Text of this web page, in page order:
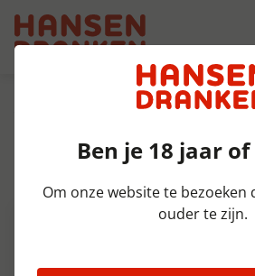
Product Detail
Grolsch Herfstbok
6,6%
Ben je 18 jaar
Om onze website te bezoeken
ouder te zijn.